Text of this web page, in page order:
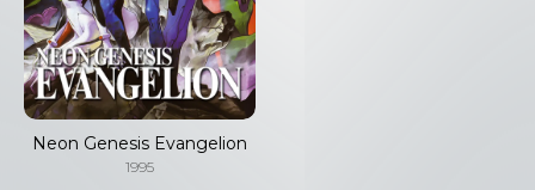
Neon Genesis Evangelion
1995